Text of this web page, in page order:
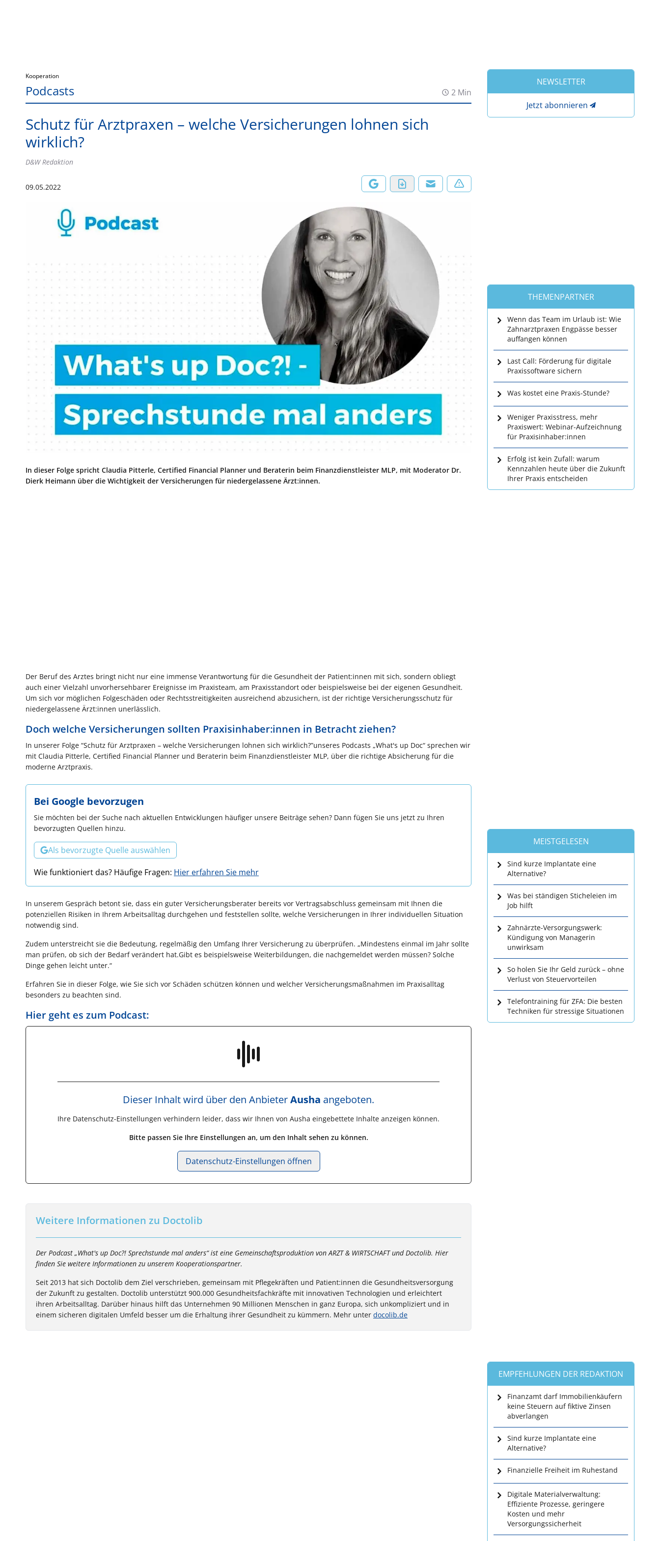
Kooperation
Podcasts 2 Min
Schutz für Arztpraxen – welche Versicherungen lohnen sich
wirklich?
D&W Redaktion
09.05.2022
In dieser Folge spricht Claudia Pitterle, Certified Financial Planner und Beraterin beim Finanzdienstleister MLP, mit Moderator Dr.
Dierk Heimann über die Wichtigkeit der Versicherungen für niedergelassene Ärzt:innen.
Der Beruf des Arztes bringt nicht nur eine immense Verantwortung für die Gesundheit der Patient:innen mit sich, sondern obliegt
auch einer Vielzahl unvorhersehbarer Ereignisse im Praxisteam, am Praxisstandort oder beispielsweise bei der eigenen Gesundheit.
Um sich vor möglichen Folgeschäden oder Rechtsstreitigkeiten ausreichend abzusichern, ist der richtige Versicherungsschutz für
niedergelassene Ärzt:innen unerlässlich.
Doch welche Versicherungen sollten Praxisinhaber:innen in Betracht ziehen?
In unserer Folge “Schutz für Arztpraxen – welche Versicherungen lohnen sich wirklich?”unseres Podcasts „What's up Doc“ sprechen wir
mit Claudia Pitterle, Certified Financial Planner und Beraterin beim Finanzdienstleister MLP, über die richtige Absicherung für die
moderne Arztpraxis.
Bei Google bevorzugen
Sie möchten bei der Suche nach aktuellen Entwicklungen häufiger unsere Beiträge sehen? Dann fügen Sie uns jetzt zu Ihren
bevorzugten Quellen hinzu.
Als bevorzugte Quelle auswählen
Wie funktioniert das? Häufige Fragen: Hier erfahren Sie mehr
In unserem Gespräch betont sie, dass ein guter Versicherungsberater bereits vor Vertragsabschluss gemeinsam mit Ihnen die
potenziellen Risiken in Ihrem Arbeitsalltag durchgehen und feststellen sollte, welche Versicherungen in Ihrer individuellen Situation
notwendig sind.
Zudem unterstreicht sie die Bedeutung, regelmäßig den Umfang Ihrer Versicherung zu überprüfen. „Mindestens einmal im Jahr sollte
man prüfen, ob sich der Bedarf verändert hat.Gibt es beispielsweise Weiterbildungen, die nachgemeldet werden müssen? Solche
Dinge gehen leicht unter.“
Erfahren Sie in dieser Folge, wie Sie sich vor Schäden schützen können und welcher Versicherungsmaßnahmen im Praxisalltag
besonders zu beachten sind.
Hier geht es zum Podcast:
Dieser Inhalt wird über den AnbieterAusha angeboten.
Ihre Datenschutz-Einstellungen verhindern leider, dass wir Ihnen von Ausha eingebettete Inhalte anzeigen können.
Bitte passen Sie Ihre Einstellungen an, um den Inhalt sehen zu können.
Datenschutz-Einstellungen öffnen
Weitere Informationen zu Doctolib
Der Podcast „What's up Doc?! Sprechstunde mal anders“ ist eine Gemeinschaftsproduktion von ARZT & WIRTSCHAFT und Doctolib. Hier
finden Sie weitere Informationen zu unserem Kooperationspartner.
Seit 2013 hat sich Doctolib dem Ziel verschrieben, gemeinsam mit Pflegekräften und Patient:innen die Gesundheitsversorgung
der Zukunft zu gestalten. Doctolib unterstützt 900.000 Gesundheitsfachkräfte mit innovativen Technologien und erleichtert
ihren Arbeitsalltag. Darüber hinaus hilft das Unternehmen 90 Millionen Menschen in ganz Europa, sich unkompliziert und in
einem sicheren digitalen Umfeld besser um die Erhaltung ihrer Gesundheit zu kümmern. Mehr unter docolib.de
NEWSLETTER
Jetzt abonnieren
THEMENPARTNER
Wenn das Team im Urlaub ist: Wie
Zahnarztpraxen Engpässe besser
auffangen können
Last Call: Förderung für digitale
Praxissoftware sichern
Was kostet eine Praxis-Stunde?
Weniger Praxisstress, mehr
Praxiswert: Webinar-Aufzeichnung
für Praxisinhaber:innen
Erfolg ist kein Zufall: warum
Kennzahlen heute über die Zukunft
Ihrer Praxis entscheiden
MEISTGELESEN
Sind kurze Implantate eine
Alternative?
Was bei ständigen Sticheleien im
Job hilft
Zahnärzte-Versorgungswerk:
Kündigung von Managerin
unwirksam
So holen Sie Ihr Geld zurück – ohne
Verlust von Steuervorteilen
Telefontraining für ZFA: Die besten
Techniken für stressige Situationen
EMPFEHLUNGEN DER REDAKTION
Finanzamt darf Immobilienkäufern
keine Steuern auf fiktive Zinsen
abverlangen
Sind kurze Implantate eine
Alternative?
Finanzielle Freiheit im Ruhestand
Digitale Materialverwaltung:
Effiziente Prozesse, geringere
Kosten und mehr
Versorgungssicherheit